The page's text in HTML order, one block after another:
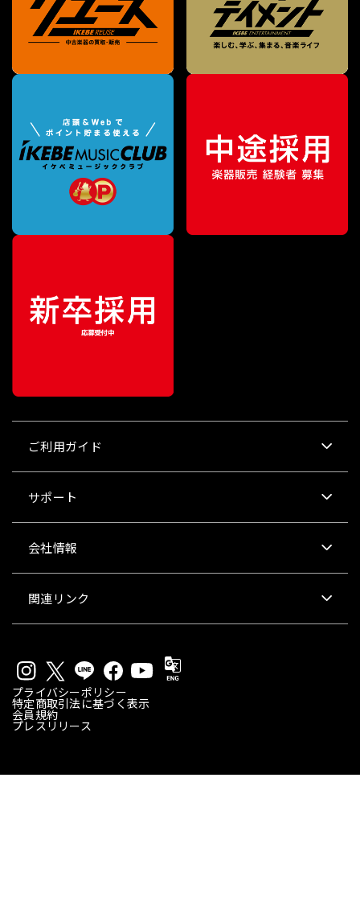
ご利用ガイド
サポート
会社情報
関連リンク
プライバシーポリシー
特定商取引法に基づく表示
会員規約
プレスリリース